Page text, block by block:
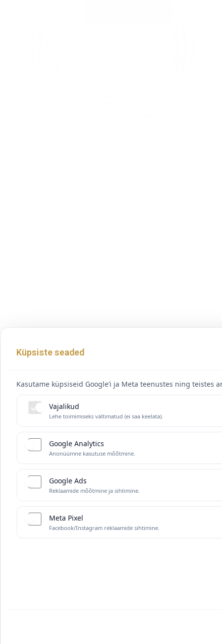
Küpsiste seaded
Kasutame küpsiseid Google’i ja Meta teenustes ning
Vajalikud
Lehe toimimiseks vältimatud (ei saa keelata).
Google Analytics
Anonüümne kasutuse mõõtmine.
Google Ads
Reklaamide mõõtmine ja sihtimine.
Meta Pixel
Facebook/Instagram reklaamide sihtimine.